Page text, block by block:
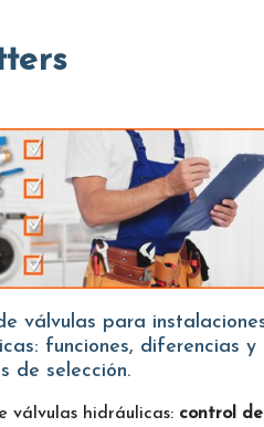
funciones, diferencias y
de selección.
válvulas hidráulicas: control del